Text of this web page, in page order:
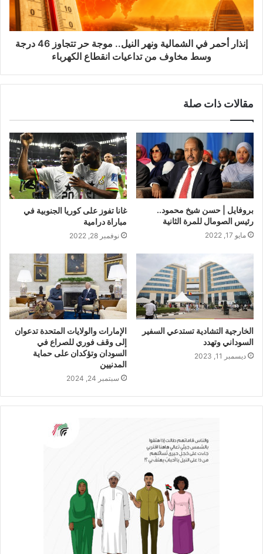
إنذار أحمر في الشمالية ونهر النيل.. موجة حر تتجاوز 46 درجة
وسط مخاوف من تداعيات انقطاع الكهرباء
مقالات ذات صلة
بروفايل | حسن شيخ محمود..
رئيس الصومال للمرة الثانية
مايو 17, 2022
غانا تفوز على كوريا الجنوبية في
مباراة درامية
نوفمبر 28, 2022
الخارجية التشادية تستدعي السفير
السوداني وتهدد
ديسمبر 11, 2023
الإمارات و‏‎الولايات المتحدة تدعوان
إلى وقف فوري للصراع في
السودان وتؤكدان على حماية
المدنيين
سبتمبر 24, 2024